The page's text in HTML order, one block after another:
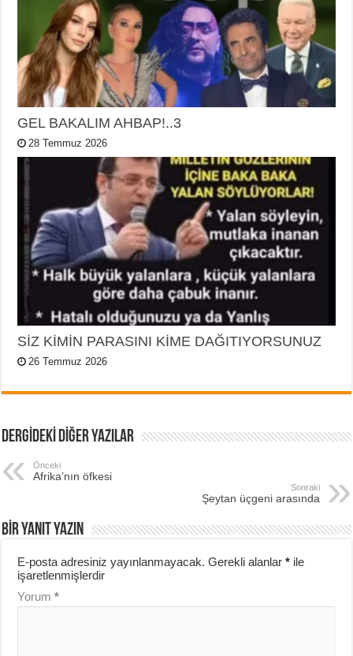
GEL BAKALIM AHBAP!..3
28 Temmuz 2026
SİZ KİMİN PARASINI KİME DAĞITIYORSUNUZ
26 Temmuz 2026
DERGİDEKİ DİĞER YAZILAR
Önceki
Afrika’nın öfkesi
Sonraki
Şeytan üçgeni arasında
BIR YANIT YAZIN
E-posta adresiniz yayınlanmayacak. Gerekli alanlar* ile
işaretlenmişlerdir
Yorum*